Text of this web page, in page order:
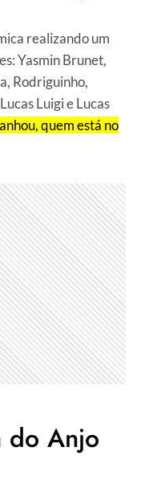
realizando um
Yasmin Brunet,
Rodriguinho,
Luigi e Lucas
quem está no
do Anjo